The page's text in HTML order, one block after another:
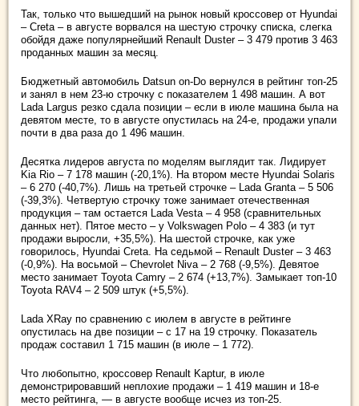
Так, только что вышедший на рынок новый кроссовер от Hyundai
– Creta – в августе ворвался на шестую строчку списка, слегка
обойдя даже популярнейший Renault Duster – 3 479 против 3 463
проданных машин за месяц.
Бюджетный автомобиль Datsun on-Do вернулся в рейтинг топ-25
и занял в нем 23-ю строчку с показателем 1 498 машин. А вот
Lada Largus резко сдала позиции – если в июле машина была на
девятом месте, то в августе опустилась на 24-е, продажи упали
почти в два раза до 1 496 машин.
Десятка лидеров августа по моделям выглядит так. Лидирует
Kia Rio – 7 178 машин (-20,1%). На втором месте Hyundai Solaris
– 6 270 (-40,7%). Лишь на третьей строчке – Lada Granta – 5 506
(-39,3%). Четвертую строчку тоже занимает отечественная
продукция – там остается Lada Vesta – 4 958 (сравнительных
данных нет). Пятое место – у Volkswagen Polo – 4 383 (и тут
продажи выросли, +35,5%). На шестой строчке, как уже
говорилось, Hyundai Creta. На седьмой – Renault Duster – 3 463
(-0,9%). На восьмой – Chevrolet Niva – 2 768 (-9,5%). Девятое
место занимает Toyota Camry – 2 674 (+13,7%). Замыкает топ-10
Toyota RAV4 – 2 509 штук (+5,5%).
Lada XRay по сравнению с июлем в августе в рейтинге
опустилась на две позиции – с 17 на 19 строчку. Показатель
продаж составил 1 715 машин (в июле – 1 772).
Что любопытно, кроссовер Renault Kaptur, в июле
демонстрировавший неплохие продажи – 1 419 машин и 18-е
место рейтинга, — в августе вообще исчез из топ-25.